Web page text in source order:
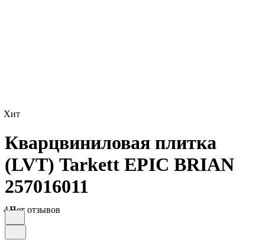
Хит
Кварцвиниловая плитка
(LVT) Tarkett EPIC BRIAN
257016011
4.9Нет отзывов